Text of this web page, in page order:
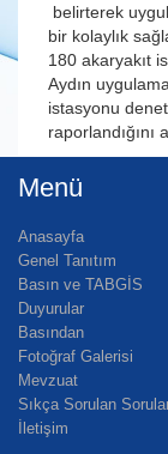
belirterek
bir kolaylık
180 akaryakıt
Aydın
istasyonu
raporlandığını
Menü
Anasayfa
Genel Tanıtım
Basın ve TABGİS
Duyurular
Basından
Fotoğraf Galerisi
Mevzuat
Sıkça Sorulan
İletişim